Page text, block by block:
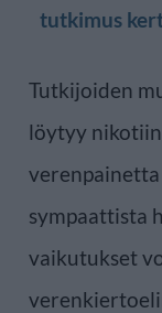
tutkimus
Tutkijoiden
löytyy
sympaattista
vaikutukset